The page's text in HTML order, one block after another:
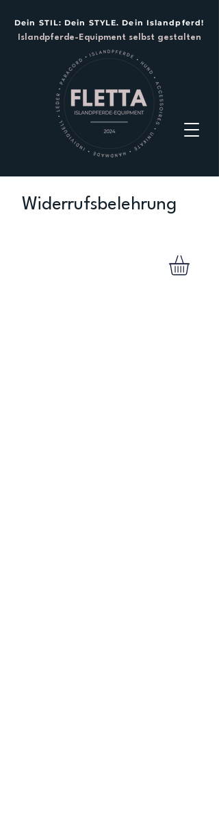
Dein STIL: Dein STYLE. Dein Islandpferd!
Islandpferde-Equipment selbst gestalten
Widerrufsbelehrung